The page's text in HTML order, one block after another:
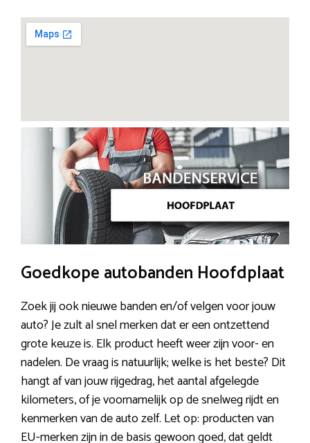
Goedkope autobanden Hoofdplaat
Zoek jij ook nieuwe banden en/of velgen voor jouw
auto? Je zult al snel merken dat er een ontzettend
grote keuze is. Elk product heeft weer zijn voor- en
nadelen. De vraag is natuurlijk; welke is het beste? Dit
hangt af van jouw rijgedrag, het aantal afgelegde
kilometers, of je voornamelijk op de snelweg rijdt en
kenmerken van de auto zelf. Let op: producten van
EU-merken zijn in de basis gewoon goed, dat geldt